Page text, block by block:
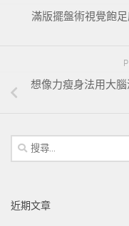
滿版擺盤術視覺飽
想像力瘦身法用大
搜
尋
字:
近期文章